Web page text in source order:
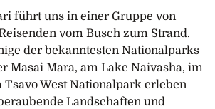
führt uns in einer Gruppe von
vom Busch zum Strand.
der bekanntesten Nationalparks
Masai Mara, am Lake Naivasha, im
West Nationalpark erleben
Landschaften und